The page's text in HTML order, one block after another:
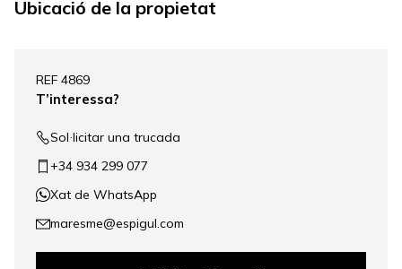
Ubicació de la propietat
−
REF 4869
T’interessa?
Sol·licitar una trucada
+34 934 299 077
Xat de WhatsApp
maresme@espigul.com